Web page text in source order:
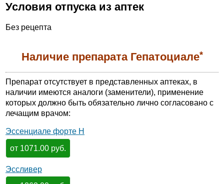
Условия отпуска из аптек
Без рецепта
Наличие препарата Гепатоциале*
Препарат отсутствует в представленных аптеках, в
наличии имеются аналоги (заменители), применение
которых должно быть обязательно лично согласовано с
лечащим врачом:
Эссенциале форте Н
от 1071.00 руб.
Эссливер